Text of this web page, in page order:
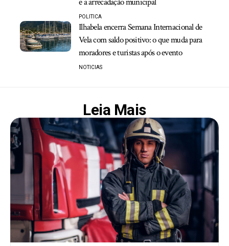
POLITICA
Ilhabela encerra Semana Internacional de
Vela com saldo positivo: o que muda para
moradores e turistas após o evento
NOTICIAS
Leia Mais